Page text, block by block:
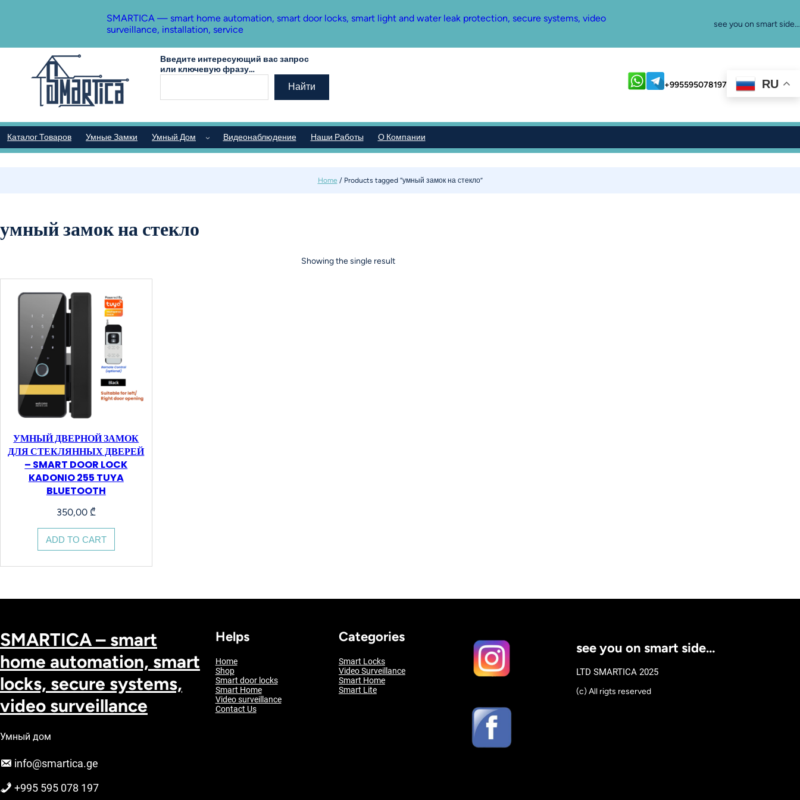
SMARTICA — smart home automation, smart door locks, smart light and water leak protection, secure systems, video
surveillance, installation, service
see you on smart side…
Введите интересующий вас запрос
или ключевую фразу…
Найти
+995595078197 RU
Каталог Товаров Умные Замки Умный Дом Видеонаблюдение Наши Работы О Компании
Home / Products tagged “умный замок на стекло”
умный замок на стекло
Showing the single result
УМНЫЙ ДВЕРНОЙ ЗАМОК
ДЛЯ СТЕКЛЯННЫХ ДВЕРЕЙ
– SMART DOOR LOCK
KADONIO 255 TUYA
BLUETOOTH
350,00 ₾
ADD TO CART
SMARTICA – smart
home automation, smart
locks, secure systems,
video surveillance
Умный дом
info@smartica.ge
+995 595 078 197
Helps
Home
Shop
Smart door locks
Smart Home
Video surveillance
Contact Us
Categories
Smart Locks
Video Surveillance
Smart Home
Smart Lite
see you on smart side…
LTD SMARTICA 2025
(c) All rigts reserved